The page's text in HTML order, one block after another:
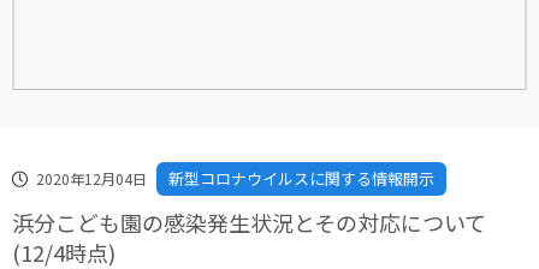
2020年12月04日 新型コロナウイルスに関する情報開示
浜分こども園の感染発生状況とその対応について
(12/4時点)